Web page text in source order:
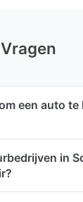
een auto te
in